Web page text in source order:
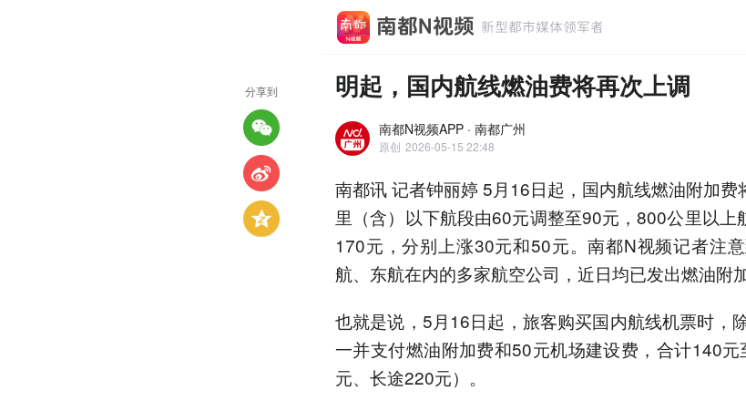
明起，国内航线燃油费将再次上调
南都N视频APP · 南都广州
原创 2026-05-15 22:48
南都讯 记者钟丽婷 5月16日起，国内航线燃油附加费
里（含）以下航段由60元调整至90元，800公里以上
170元，分别上涨30元和50元。南都N视频记者注
航、东航在内的多家航空公司，近日均已发出燃油附
也就是说，5月16日起，旅客购买国内航线机票时，
一并支付燃油附加费和50元机场建设费，合计140
元、长途220元）。
分享到